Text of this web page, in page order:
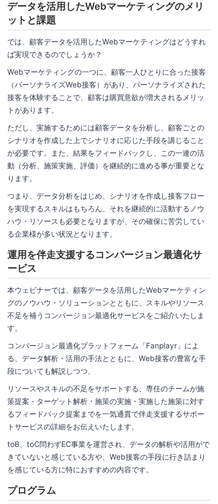
データを活用したWebマーケティングのメリ
ットと課題
では、顧客データを活用したWebマーケティングはどうすれ
ば実現できるのでしょうか？
Webマーケティングの一つに、顧客一人ひとりに合った接客
（パーソナライズWeb接客）があり、パーソナライズされた
接客を体験することで、顧客は購買意欲が増大されるメリッ
トがあります。
ただし、実施するためには顧客データを分析し、顧客ごとの
シナリオを作成した上でシナリオに応じた手段を講じること
が必要です。また、結果をフィードバックし、この一連の活
動（分析、施策実施、評価）を継続的に進める事が重要とな
ります。
つまり、データ分析をはじめ、シナリオを作成し接客フロー
を実現するスキルはもちろん、それを継続的に活動するノウ
ハウ・リソースも必要となりますが、その確保に苦労してい
る企業様が多い状況となります。
運用を伴走支援するコンバージョン最適化サ
ービス
本ウェビナーでは、顧客データを活用したWebマーケティン
グのノウハウ・ソリューションとともに、スキルやリソース
不足を補うコンバージョン最適化サービスをご紹介いたしま
す。
コンバージョン最適化プラットフォーム「Fanplayr」によ
る、データ解析・活用の手法とともに、Web接客の豊富な手
段についても解説しつつ、
リソースやスキルの不足をサポートする、専任のチームが施
策提案・ターゲット解析・施策の実施・実施した施策に対す
るフィードバック提案までを一気通貫で伴走支援するサポー
トサービスの詳細をお伝えいたします。
toB、toC問わずEC事業を運営され、データの解析や活用がで
きていないと感じている方や、Web接客の手段に行き詰まり
を感じている方に特におすすめの内容です。
プログラム